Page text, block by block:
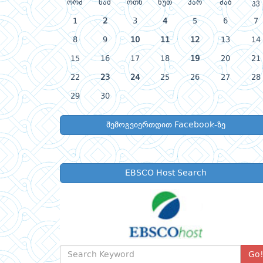
ორშ სამ ოთხ ხუთ პარ შაბ კვ
1 2 3 4 5 6 7
8 9 10 11 12 13 14
15 16 17 18 19 20 21
22 23 24 25 26 27 28
29 30
შემოგვიერთდით Facebook-ზე
EBSCO Host Search
Go!